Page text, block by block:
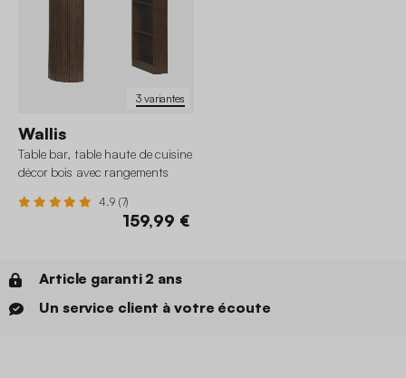
3 variantes
Wallis
Table bar, table haute de cuisine
décor bois avec rangements
4.9 (7)
159,99 €
Article garanti 2 ans
Un service client à votre écoute